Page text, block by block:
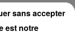
Samuel
(Loir-et-
de...
est notre
sans accepter